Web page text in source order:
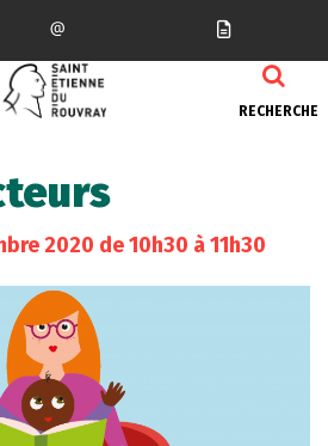
RECHERCHE
2020 de 10h30 à 11h30